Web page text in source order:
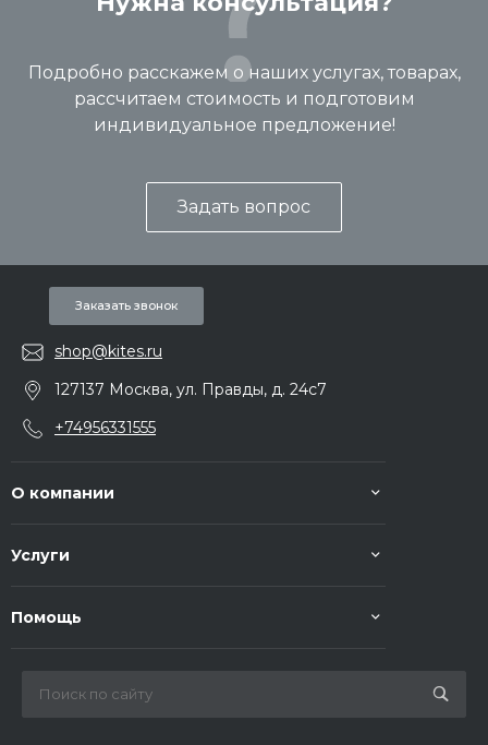
Подробно расскажем о наших услугах, товарах,
рассчитаем стоимость и подготовим
индивидуальное предложение!
Задать вопрос
Заказать звонок
shop@kites.ru
127137 Москва, ул. Правды, д. 24с7
+74956331555
О компании
Услуги
Помощь